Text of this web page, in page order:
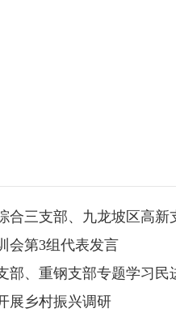
合三支部、九龙坡区高
会第3组代表发言
部、重钢支部专题学习
展乡村振兴调研